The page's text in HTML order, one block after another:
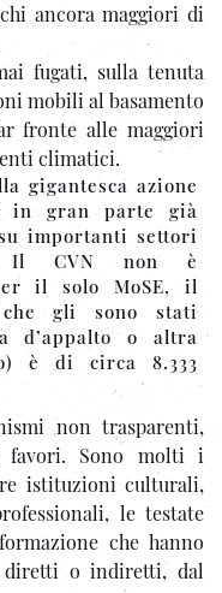
ancora maggiori di
fugati, sulla tenuta
mobili al basamento
fronte alle maggiori
climatici.
gigantesca azione
in gran parte già
importanti settori
Il CVN non è
il solo MoSE, il
che gli sono stati
d’appalto o altra
è di circa 8.333
non trasparenti,
favori. Sono molti i
istituzioni culturali,
le testate
che hanno
o indiretti, dal